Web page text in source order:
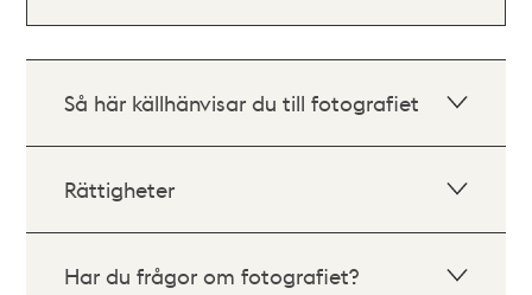
Så här källhänvisar du till fotografiet
Rättigheter
Har du frågor om fotografiet?